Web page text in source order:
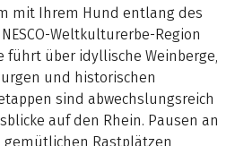
mit Ihrem Hund entlang des
Weltkulturerbe-Region
führt über idyllische Weinberge,
und historischen
sind abwechslungsreich
auf den Rhein. Pausen an
Rastplätzen